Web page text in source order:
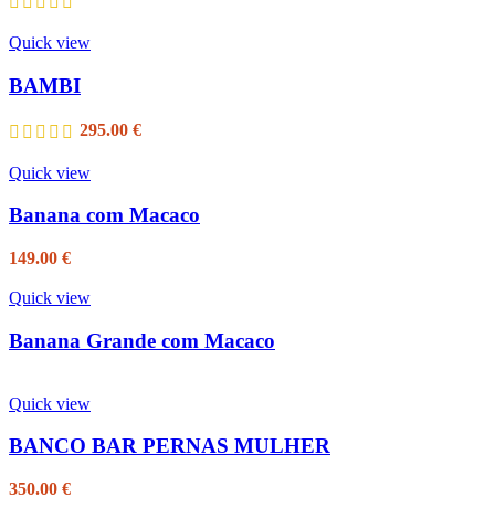
Quick view
BAMBI
295.00 €
Quick view
Banana com Macaco
149.00 €
Quick view
Banana Grande com Macaco
Quick view
BANCO BAR PERNAS MULHER
350.00 €